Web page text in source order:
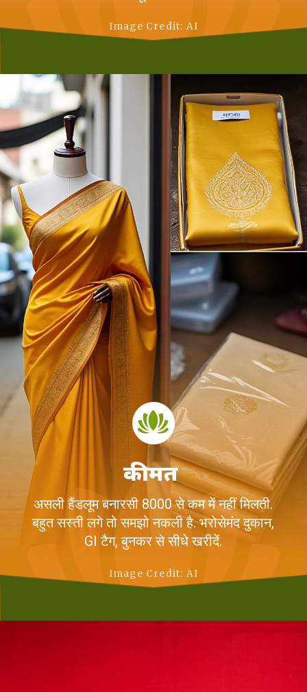
Image Credit: AI
कीमत
असली हैंडलूम बनारसी 8000 से कम में नहीं मिलती.
बहुत सस्ती लगे तो समझो नकली है. भरोसेमंद दुकान,
GI टैग, बुनकर से सीधे खरीदें.
Image Credit: AI